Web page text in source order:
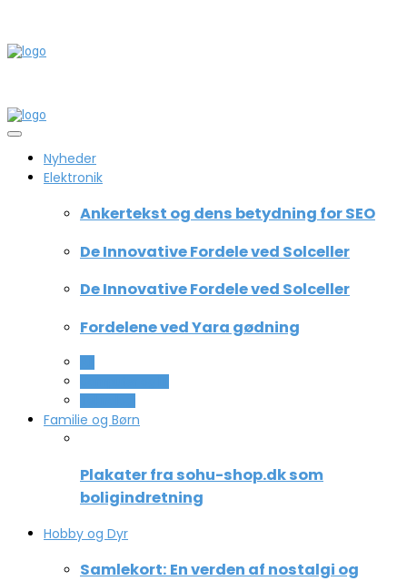
Nyheder
Elektronik
Ankertekst og dens betydning for SEO
De Innovative Fordele ved Solceller
De Innovative Fordele ved Solceller
Fordelene ved Yara gødning
Familie og Børn
Plakater fra sohu-shop.dk som
boligindretning
Hobby og Dyr
Samlekort: En verden af nostalgi og